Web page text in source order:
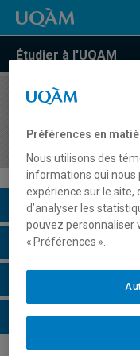
Étudier à l'UQAM
COURS//
des disciplines
Description du cours
Horaire - Été 2026
Horaire - Automne
Horaire - Hiver 2027
Préférences en
Nous utilisons des
informations qui nous
expérience sur le site,
d’analyser les
pouvez personnaliser
« Préférences ».